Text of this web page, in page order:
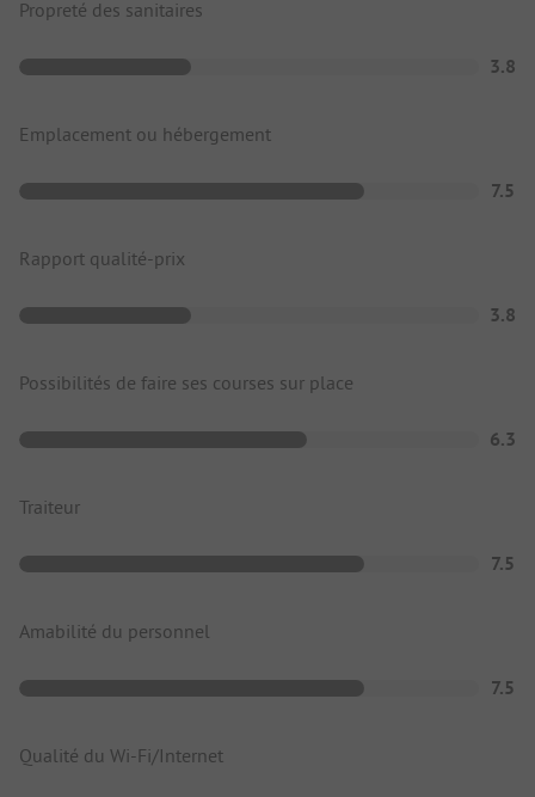
Propreté des sanitaires
3.8
Emplacement ou hébergement
7.5
Rapport qualité-prix
3.8
Possibilités de faire ses courses sur place
6.3
Traiteur
7.5
Amabilité du personnel
7.5
Qualité du Wi-Fi/Internet